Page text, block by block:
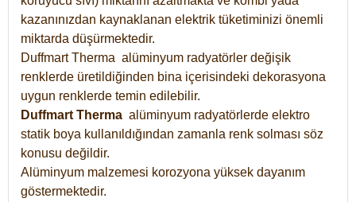
kazanınızdan kaynaklanan elektrik tüketiminizi önemli
miktarda düşürmektedir.
Duffmart Therma alüminyum radyatörler değişik
renklerde üretildiğinden bina içerisindeki dekorasyona
uygun renklerde temin edilebilir.
Duffmart Therma alüminyum radyatörlerde elektro
statik boya kullanıldığından zamanla renk solması söz
konusu değildir.
Alüminyum malzemesi korozyona yüksek dayanım
göstermektedir.